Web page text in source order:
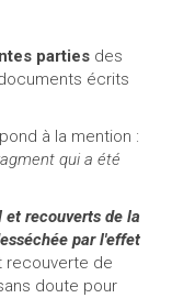
parties des
écrits
à la mention :
qui a été
et recouverts de la
par l'effet
recouverte de
doute pour